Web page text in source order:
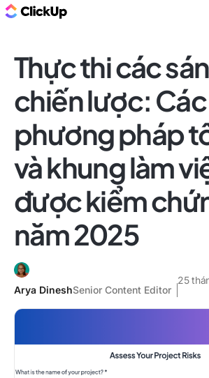
Thực thi các
chiến lược: Các
phương pháp
và khung làm
được kiểm
năm 2025
Arya DineshSenior Content Editor
25